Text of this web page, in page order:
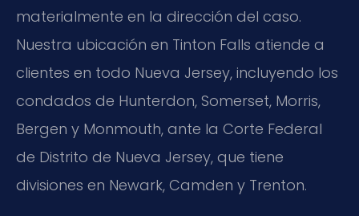
materialmente en la dirección del caso.
Nuestra ubicación en Tinton Falls atiende a
clientes en todo Nueva Jersey, incluyendo los
condados de Hunterdon, Somerset, Morris,
Bergen y Monmouth, ante la Corte Federal
de Distrito de Nueva Jersey, que tiene
divisiones en Newark, Camden y Trenton.